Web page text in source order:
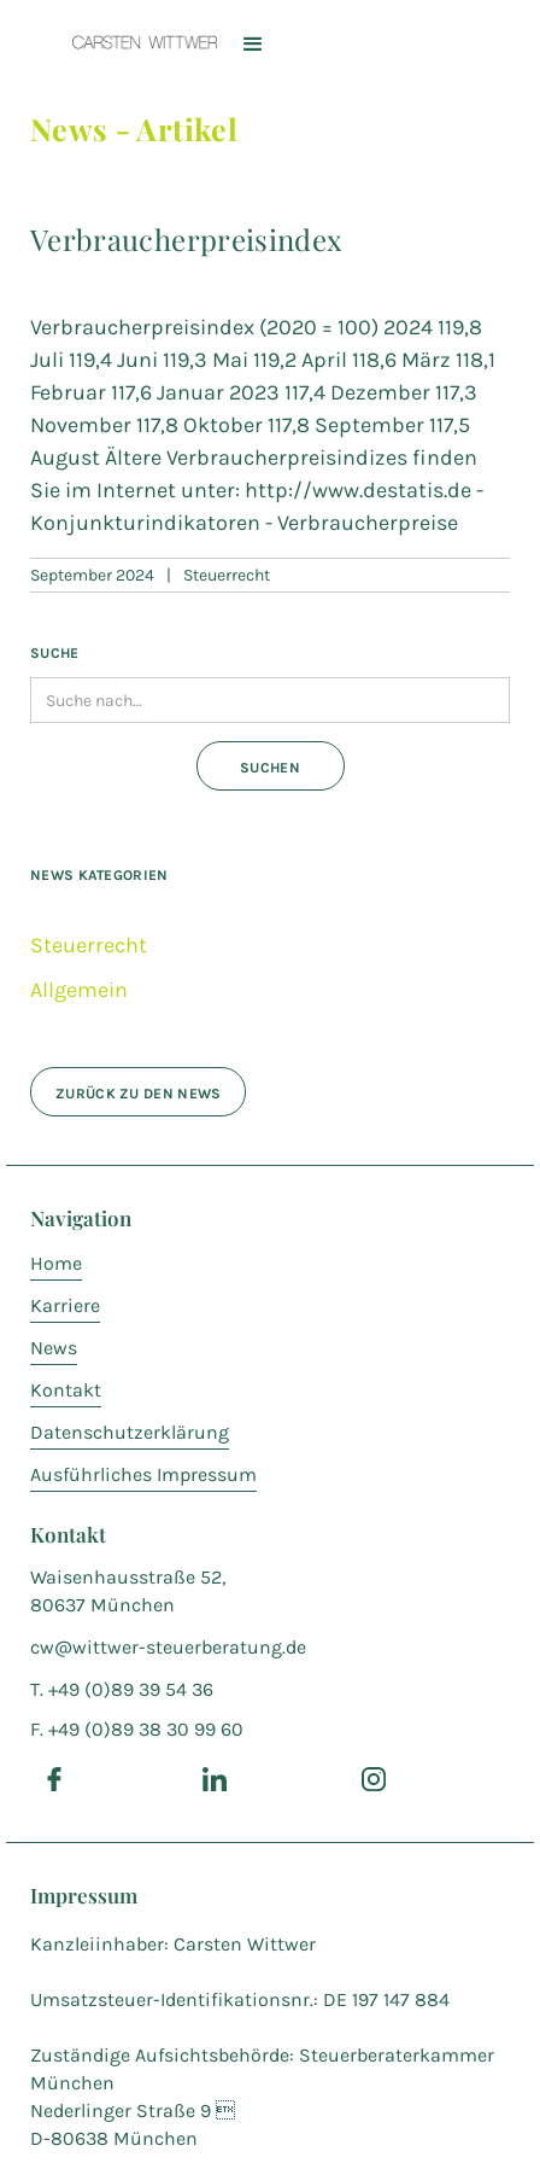
News - Artikel
Verbraucherpreisindex
Verbraucherpreisindex (2020 = 100) 2024 119,8
Juli 119,4 Juni 119,3 Mai 119,2 April 118,6 März 118,1
Februar 117,6 Januar 2023 117,4 Dezember 117,3
November 117,8 Oktober 117,8 September 117,5
August Ältere Verbraucherpreisindizes finden
Sie im Internet unter: http://www.destatis.de -
Konjunkturindikatoren - Verbraucherpreise
September 2024 | Steuerrecht
SUCHE
NEWS KATEGORIEN
Steuerrecht
Allgemein
ZURÜCK ZU DEN NEWS
Navigation
Home
Karriere
News
Kontakt
Datenschutzerklärung
Ausführliches Impressum
Kontakt
Waisenhausstraße 52,
80637 München
cw@wittwer-steuerberatung.de
T. +49 (0)89 39 54 36
F. +49 (0)89 38 30 99 60
Impressum
Kanzleiinhaber: Carsten Wittwer
Umsatzsteuer-Identifikationsnr.: DE 197 147 884
Zuständige Aufsichtsbehörde: Steuerberaterkammer
München
Nederlinger Straße 9 
D-80638 München